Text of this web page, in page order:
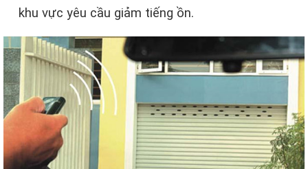
khu vực yêu cầu giảm tiếng ồn.